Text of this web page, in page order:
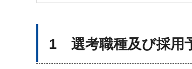
1 選考職種及び採用